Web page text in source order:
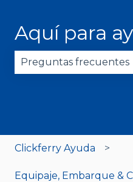
Aquí para
Clickferry Ayuda
Equipaje, Embarque &